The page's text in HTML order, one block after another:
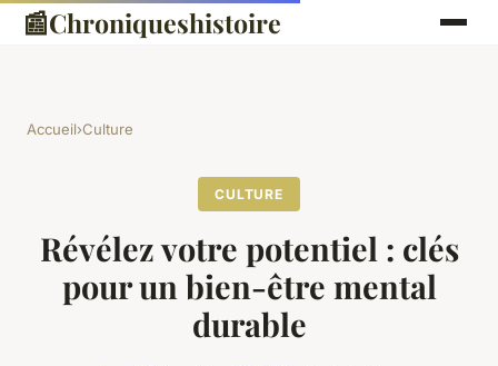
📰Chroniqueshistoire
Accueil›Culture
CULTURE
Révélez votre potentiel : clés
pour un bien-être mental
durable